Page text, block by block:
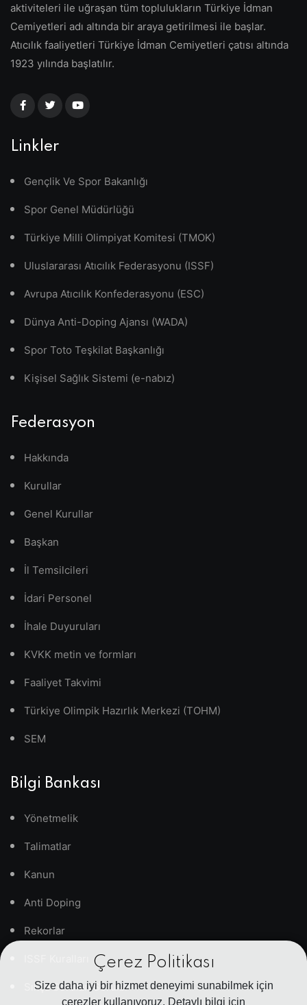
Çerez Politikası
Size daha iyi bir hizmet deneyimi sunabilmek için
çerezler kullanıyoruz. Detaylı bilgi için
aktiviteleri ile uğraşan tüm toplulukların Türkiye İdman
Cemiyetleri adı altında bir araya getirilmesi ile başlar.
Atıcılık faaliyetleri Türkiye İdman Cemiyetleri çatısı altında
1923 yılında başlatılır.
Linkler
Gençlik Ve Spor Bakanlığı
Spor Genel Müdürlüğü
Türkiye Milli Olimpiyat Komitesi (TMOK)
Uluslararası Atıcılık Federasyonu (ISSF)
Avrupa Atıcılık Konfederasyonu (ESC)
Dünya Anti-Doping Ajansı (WADA)
Spor Toto Teşkilat Başkanlığı
Kişisel Sağlık Sistemi (e-nabız)
Federasyon
Hakkında
Kurullar
Genel Kurullar
Başkan
İl Temsilcileri
İdari Personel
İhale Duyuruları
KVKK metin ve formları
Faaliyet Takvimi
Türkiye Olimpik Hazırlık Merkezi (TOHM)
SEM
Bilgi Bankası
Yönetmelik
Talimatlar
Kanun
Anti Doping
Rekorlar
Sıkça Sorulan Sorular